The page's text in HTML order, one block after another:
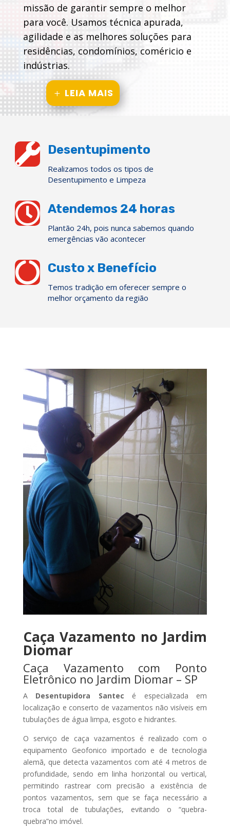
missão de garantir sempre o melhor
para você. Usamos técnica apurada,
agilidade e as melhores soluções para
residências, condomínios, coméricio e
indústrias.
LEIA MAIS
 Desentupimento
Realizamos todos os tipos de
Desentupimento e Limpeza
 Atendemos 24 horas
Plantão 24h, pois nunca sabemos quando
emergências vão acontecer
 Custo x Benefício
Temos tradição em oferecer sempre o
melhor orçamento da região
Caça Vazamento no Jardim
Diomar
Caça Vazamento com Ponto
Eletrônico no Jardim Diomar – SP
A Desentupidora Santec é especializada em
localização e conserto de vazamentos não visíveis em
tubulações de água limpa, esgoto e hidrantes.
O serviço de caça vazamentos é realizado com o
equipamento Geofonico importado e de tecnologia
alemã, que detecta vazamentos com até 4 metros de
profundidade, sendo em linha horizontal ou vertical,
permitindo rastrear com precisão a existência de
pontos vazamentos, sem que se faça necessário a
troca total de tubulações, evitando o “quebra-
quebra”no imóvel.